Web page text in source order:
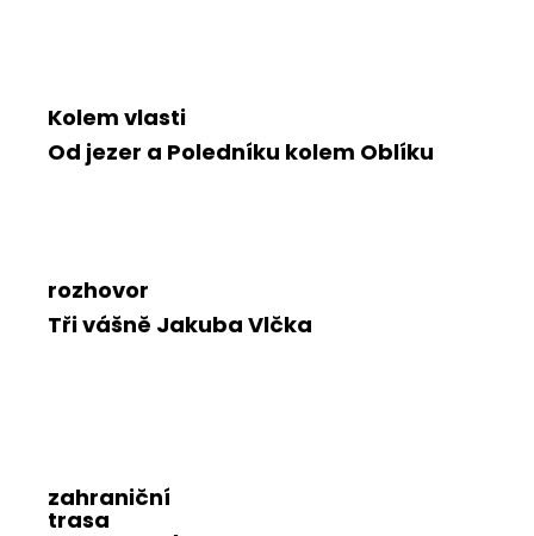
Kolem vlasti
Od jezer a Poledníku kolem Oblíku
rozhovor
Tři vášně Jakuba Vlčka
zahraniční
trasa